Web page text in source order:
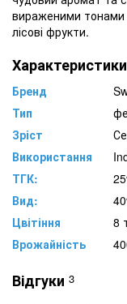
вираженими тонами
лісові фрукти.
Характеристики
Бренд
Тип
Зріст
Використання
ТГК:
Вид:
Цвітіння
8
Врожайність
Відгуки 3